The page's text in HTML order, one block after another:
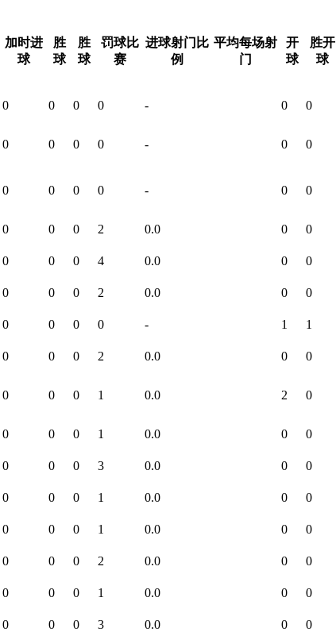
加时进
球
胜
球
胜
球
罚球比
赛
进球射门比
例
平均每场射
门
开
球
胜开
球
0 0 0 0 - 0 0
0 0 0 0 - 0 0
0 0 0 0 - 0 0
0 0 0 2 0.0 0 0
0 0 0 4 0.0 0 0
0 0 0 2 0.0 0 0
0 0 0 0 - 1 1
0 0 0 2 0.0 0 0
0 0 0 1 0.0 2 0
0 0 0 1 0.0 0 0
0 0 0 3 0.0 0 0
0 0 0 1 0.0 0 0
0 0 0 1 0.0 0 0
0 0 0 2 0.0 0 0
0 0 0 1 0.0 0 0
0 0 0 3 0.0 0 0